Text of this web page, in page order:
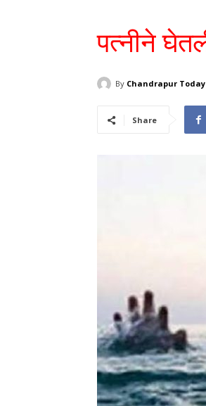
पत्नीने
By Chandrapur Today
Share